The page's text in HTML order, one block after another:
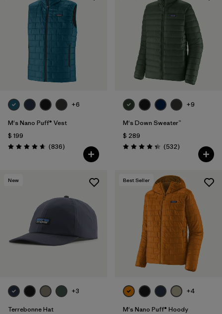
+6
M's Nano Puff® Vest
$ 199
Valoración: 4.7 / 5
(836Comentarios
)
+9
M's Down Sweater™
$ 289
Valoración: 4.4 / 5
(532Comentarios
)
New
+3
Terrebonne Hat
Best Seller
+4
M's Nano Puff® Hoody